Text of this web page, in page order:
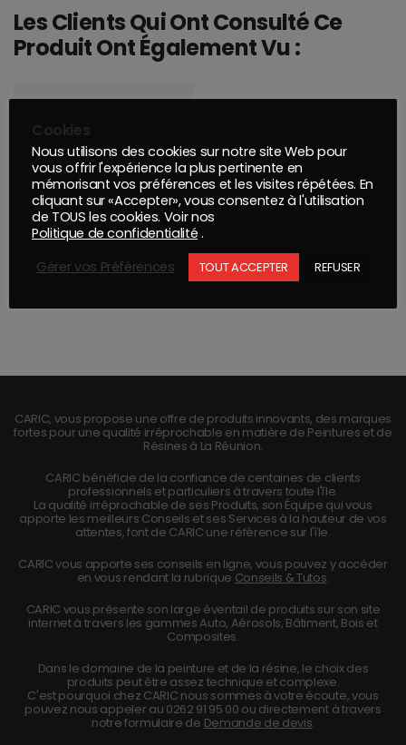
Les Clients Qui Ont Consulté Ce
Produit Ont Également Vu :
CARIC, vous propose une offre de produits innovants, des marques
fortes pour une qualité irréprochable en matière de Peintures et de
Résines à La Réunion.
CARIC bénéficie de la confiance de centaines de clients
professionnels et particuliers à travers toute l'île.
La qualité irréprochable de ses Produits, son Équipe qui vous
apporte les meilleurs Conseils et ses Services à la hauteur de vos
attentes, font de CARIC une référence sur l'île.
CARIC vous apporte ses conseils en ligne, vous pouvez y accéder
en vous rendant la rubrique Conseils & Tutos.
CARIC vous présente son large éventail de produits sur son site
internet à travers les gammes Auto, Aérosols, Bâtiment, Bois et
Composites.
Dans le domaine de la peinture et de la résine, le choix des
produits peut être assez technique et complexe.
C'est pourquoi chez CARIC nous sommes à votre écoute, vous
pouvez nous appeler au 0262 91 95 00 ou directement à travers
notre formulaire de Demande de devis.
Cookies
Nous utilisons des cookies sur notre site Web pour
vous offrir l'expérience la plus pertinente en
mémorisant vos préférences et les visites répétées. En
cliquant sur «Accepter», vous consentez à l'utilisation
de TOUS les cookies. Voir nos
Politique de confidentialité .
Gérer vos Préférences
TOUT ACCEPTER REFUSER